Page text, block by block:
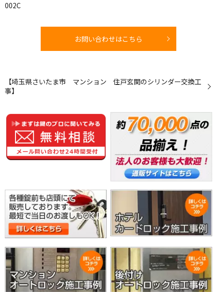
002C
お問い合わせはこちら
【埼玉県さいたま市 マンション 住戸玄関のシリンダー交換工
事】